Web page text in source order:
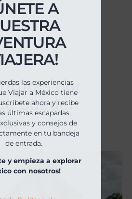
Antiga
por
pueden
A
las experiencias
Viajar a México tiene
ahora y recibe
últimas escapadas,
y consejos de
en tu bandeja
de entrada.
y empieza a explorar
con nosotros!